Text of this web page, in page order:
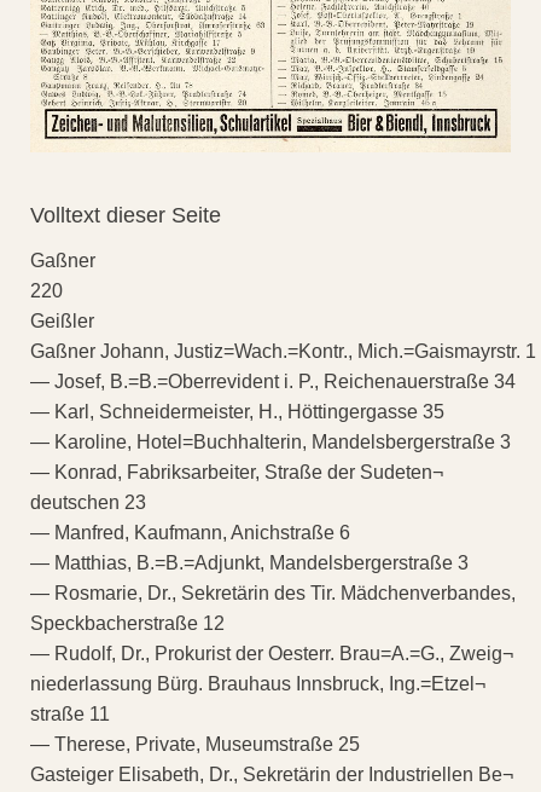
Volltext dieser Seite
Gaßner
220
Geißler
Gaßner Johann, Justiz=Wach.=Kontr., Mich.=Gaismayrstr. 1
— Josef, B.=B.=Oberrevident i. P., Reichenauerstraße 34
— Karl, Schneidermeister, H., Höttingergasse 35
— Karoline, Hotel=Buchhalterin, Mandelsbergerstraße 3
— Konrad, Fabriksarbeiter, Straße der Sudeten¬
deutschen 23
— Manfred, Kaufmann, Anichstraße 6
— Matthias, B.=B.=Adjunkt, Mandelsbergerstraße 3
— Rosmarie, Dr., Sekretärin des Tir. Mädchenverbandes,
Speckbacherstraße 12
— Rudolf, Dr., Prokurist der Oesterr. Brau=A.=G., Zweig¬
niederlassung Bürg. Brauhaus Innsbruck, Ing.=Etzel¬
straße 11
— Therese, Private, Museumstraße 25
Gasteiger Elisabeth, Dr., Sekretärin der Industriellen Be¬